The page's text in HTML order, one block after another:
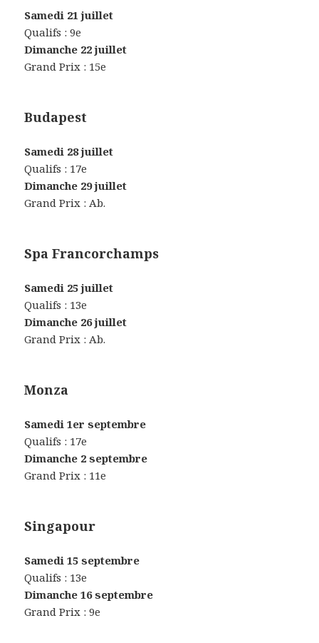
Samedi 21 juillet
Qualifs : 9e
Dimanche 22 juillet
Grand Prix : 15e
Budapest
Samedi 28 juillet
Qualifs : 17e
Dimanche 29 juillet
Grand Prix : Ab.
Spa Francorchamps
Samedi 25 juillet
Qualifs : 13e
Dimanche 26 juillet
Grand Prix : Ab.
Monza
Samedi 1er septembre
Qualifs : 17e
Dimanche 2 septembre
Grand Prix : 11e
Singapour
Samedi 15 septembre
Qualifs : 13e
Dimanche 16 septembre
Grand Prix : 9e